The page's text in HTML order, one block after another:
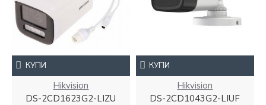
Hikvision
DS-2CD1623G2-LIZU
КУПИ
Hikvision
DS-2CD1043G2-LIUF
КУПИ